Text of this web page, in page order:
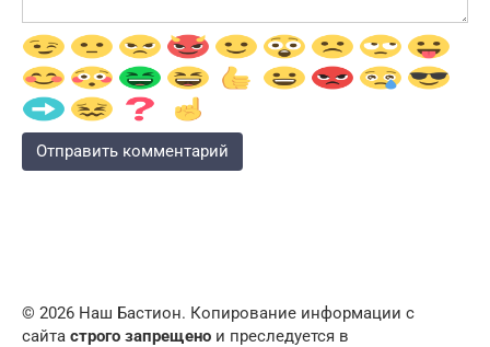
© 2026 Наш Бастион. Копирование информации с
сайта строго запрещено и преследуется в